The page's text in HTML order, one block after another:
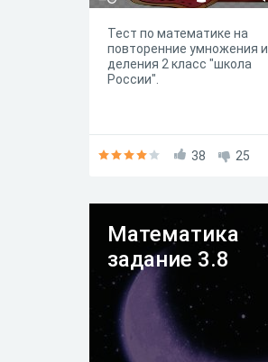
Тест по математике на
повторенние умножения и
деления 2 класс "школа
России".
38 25
Математика
задание 3.8